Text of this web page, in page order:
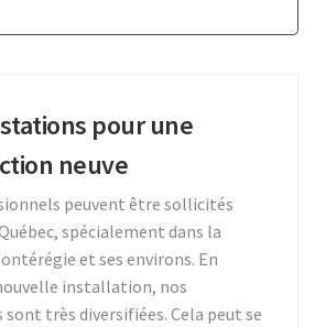
pour une
neuve
peuvent être sollicités
spécialement dans la
et ses environs. En
installation, nos
très diversifiées. Cela peut se